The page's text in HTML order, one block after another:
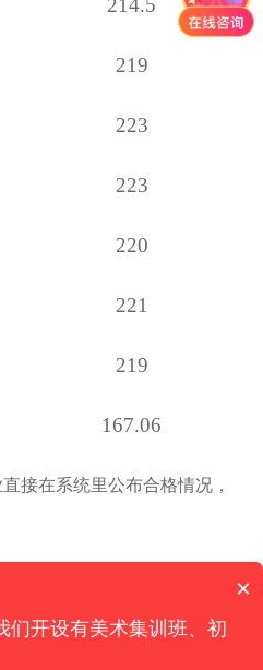
219
223
223
220
221
219
167.06
在系统里公布合格情况，
×
们开设有美术集训班、初